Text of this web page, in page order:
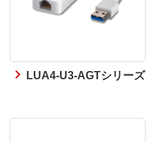
LUA4-U3-AGTシリーズ